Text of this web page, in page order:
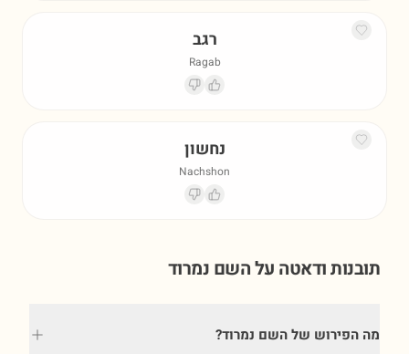
רגב
Ragab
נחשון
Nachshon
תובנות ודאטה על השם נמרוד
מה הפירוש של השם נמרוד?